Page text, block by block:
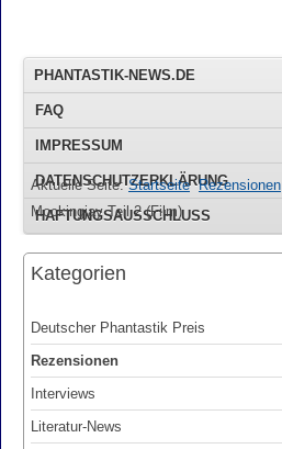
PHANTASTIK-NEWS.DE
FAQ
IMPRESSUM
DATENSCHUTZERKLÄRUNG
HAFTUNGSAUSSCHLUSS
Aktuelle Seite:Startseite Rezensionen
Mockingjay Teil 2 (Film)
Kategorien
Deutscher Phantastik Preis
Rezensionen
Interviews
Literatur-News